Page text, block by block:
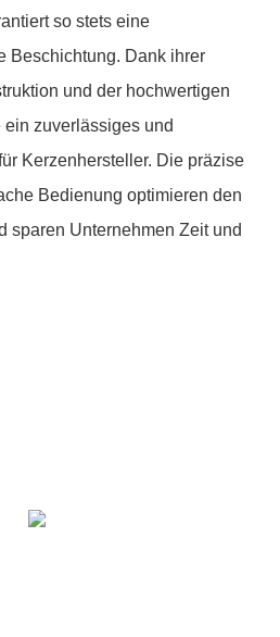
so stets eine
Beschichtung. Dank ihrer
und der hochwertigen
zuverlässiges und
Kerzenhersteller. Die präzise
Bedienung optimieren den
sparen Unternehmen Zeit und